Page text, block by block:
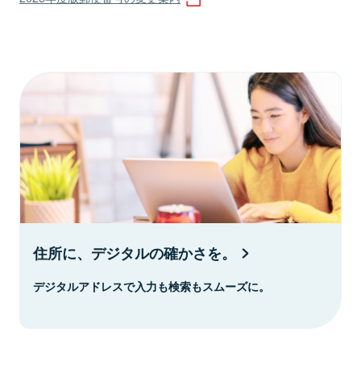
住所に、デジタルの確かさを。
デジタルアドレスで入力も検索もスムーズに。